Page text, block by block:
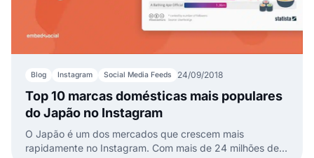
Blog Instagram Social Media Feeds 24/09/2018
Top 10 marcas domésticas mais populares
do Japão no Instagram
O Japão é um dos mercados que crescem mais
rapidamente no Instagram. Com mais de 24 milhões de